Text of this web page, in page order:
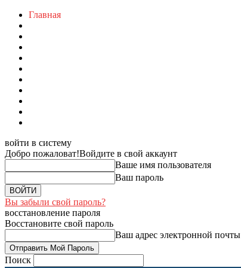
Главная
войти в систему
Добро пожаловат!Войдите в свой аккаунт
Ваше имя пользователя
Ваш пароль
Вы забыли свой пароль?
восстановление пароля
Восстановите свой пароль
Ваш адрес электронной почты
Поиск